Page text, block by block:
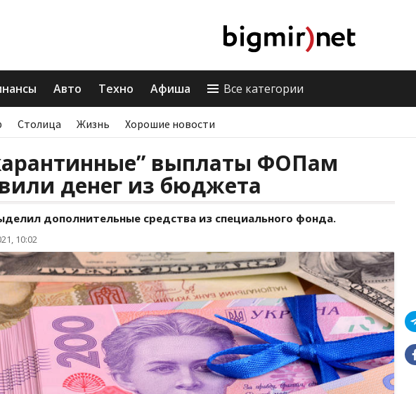
Авто Техно Афиша Все категории
Столица Жизнь Хорошие новости
выплаты ФОПам
денег из бюджета
дополнительные средства из специального фонда.
10:02